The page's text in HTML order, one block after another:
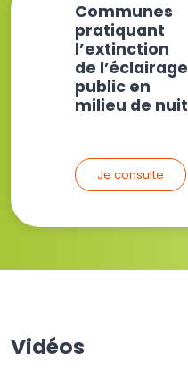
Communes
pratiquant
l’extinction
de l’éclairage
public en
milieu de nuit
Je consulte
Vidéos